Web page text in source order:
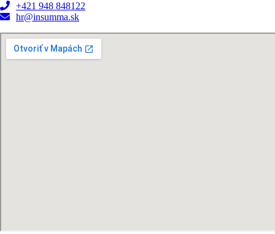
+421 948 848122
hr@insumma.sk